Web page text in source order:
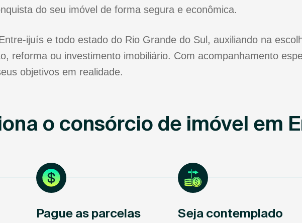
do seu imóvel de forma segura e econômica.
ijuís e todo estado do Rio Grande do Sul, auxiliando na
reforma ou investimento imobiliário. Com acompanhamento
objetivos em realidade.
o consórcio de imóvel em
Pague as parcelas
Seja contemplado